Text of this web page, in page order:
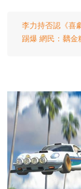
李力持否認《喜
踢爆 網民：黐金